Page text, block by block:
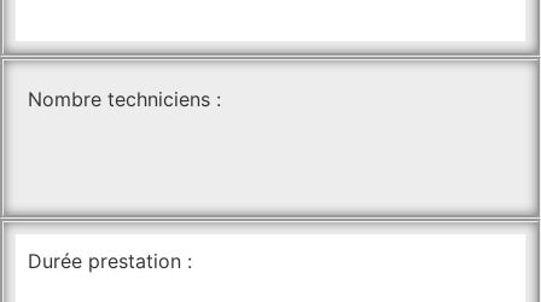
Nombre techniciens :
Durée prestation :